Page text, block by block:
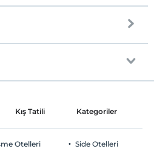
deniz
Wi-fi
ikramı
hizmeti
Kış Tatili Kategoriler
Otelleri Side Otelleri